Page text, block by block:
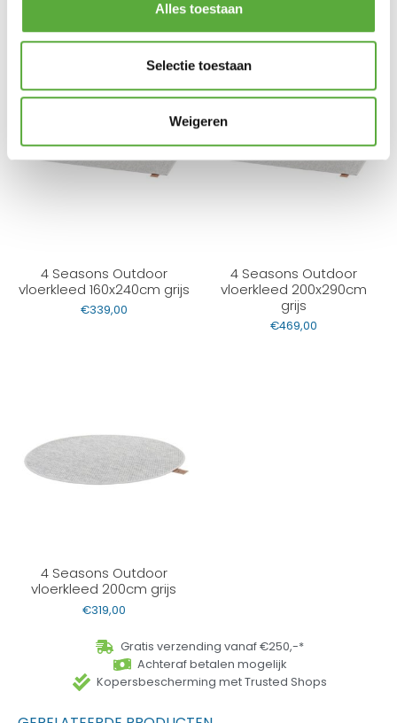
Alles toestaan
Selectie toestaan
Weigeren
BIJPASSENDE ACCESSOIRES EN ALTERNATIEVE
PRODUCTEN
4 Seasons Outdoor
vloerkleed 160x240cm grijs
€339,00
4 Seasons Outdoor
vloerkleed 200x290cm
grijs
€469,00
4 Seasons Outdoor
vloerkleed 200cm grijs
€319,00
Gratis verzending vanaf €250,-*
Achteraf betalen mogelijk
Kopersbescherming met Trusted Shops